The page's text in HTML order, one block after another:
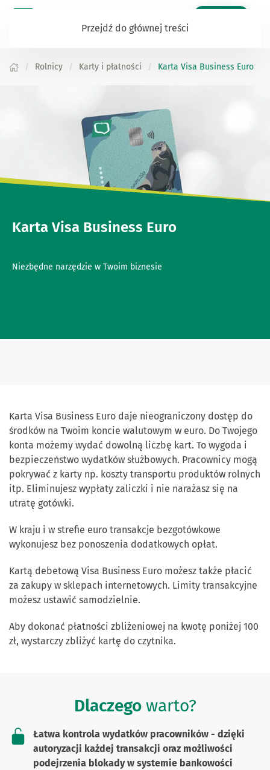
Przejdź do głównej treści
Rolnicy Karty i płatności Karta Visa Business Euro
Karta Visa Business Euro
Niezbędne narzędzie w Twoim biznesie
Karta Visa Business Euro daje nieograniczony dostęp do
środków na Twoim koncie walutowym w euro. Do Twojego
konta możemy wydać dowolną liczbę kart. To wygoda i
bezpieczeństwo wydatków służbowych. Pracownicy mogą
pokrywać z karty np. koszty transportu produktów rolnych
itp. Eliminujesz wypłaty zaliczki i nie narażasz się na
utratę gotówki.
W kraju i w strefie euro transakcje bezgotówkowe
wykonujesz bez ponoszenia dodatkowych opłat.
Kartą debetową Visa Business Euro możesz także płacić
za zakupy w sklepach internetowych. Limity transakcyjne
możesz ustawić samodzielnie.
Aby dokonać płatności zbliżeniowej na kwotę poniżej 100
zł, wystarczy zbliżyć kartę do czytnika.
Dlaczegowarto?
Łatwa kontrola wydatków pracowników - dzięki
autoryzacji każdej transakcji oraz możliwości
podejrzenia blokady w systemie bankowości